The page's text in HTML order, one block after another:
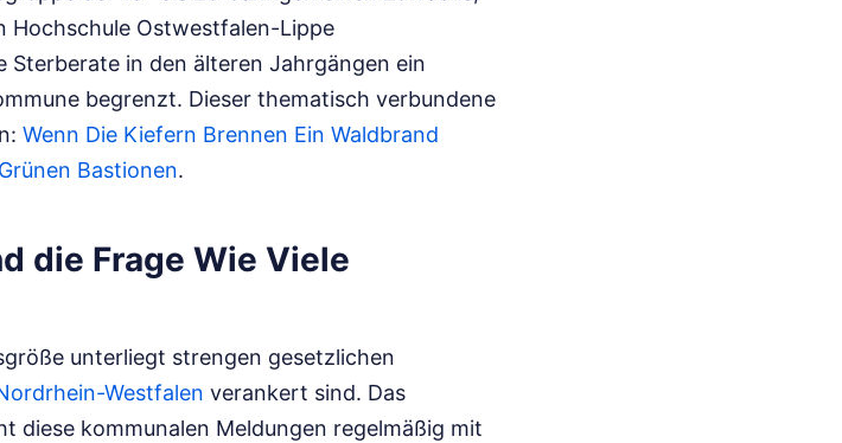
Hochschule Ostwestfalen-Lippe
in den älteren Jahrgängen ein
begrenzt. Dieser thematisch verbundene
Wenn Die Kiefern Brennen Ein Waldbrand
Bastionen.
die Frage Wie Viele
unterliegt strengen gesetzlichen
Westfalen verankert sind. Das
diese kommunalen Meldungen regelmäßig mit